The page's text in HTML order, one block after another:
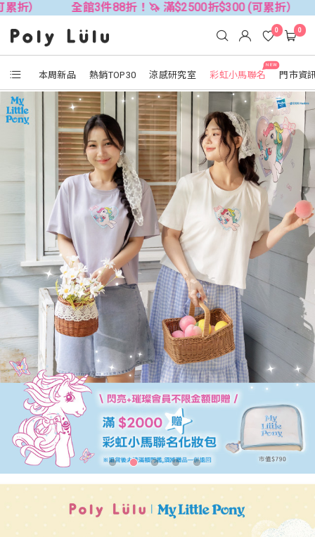
全館3件88折！🦄 滿$2500折$300 (可累折） 全館3件
本周新品 熱銷TOP30 涼感研究室
NEW
彩虹小馬聯名 門市資
0 0